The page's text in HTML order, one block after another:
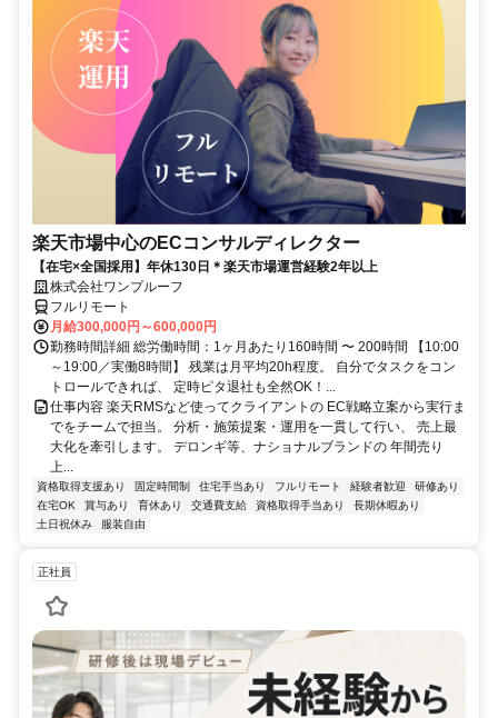
楽天市場中心のECコンサルディレクター
【在宅×全国採用】年休130日＊楽天市場運営経験2年以上
株式会社ワンプルーフ
フルリモート
月給300,000円～600,000円
勤務時間詳細 総労働時間：1ヶ月あたり160時間 〜 200時間 【10:00
～19:00／実働8時間】 残業は月平均20h程度。 自分でタスクをコン
トロールできれば、 定時ピタ退社も全然OK！...
仕事内容 楽天RMSなど使ってクライアントの EC戦略立案から実行ま
でをチームで担当。 分析・施策提案・運用を一貫して行い、 売上最
大化を牽引します。 デロンギ等、ナショナルブランドの 年間売り
上...
資格取得支援あり 固定時間制 住宅手当あり フルリモート 経験者歓迎
研修あり
在宅OK
賞与あり 育休あり 交通費支給 資格取得手当あり
長期休暇あり
土日祝休み
服装自由
正社員